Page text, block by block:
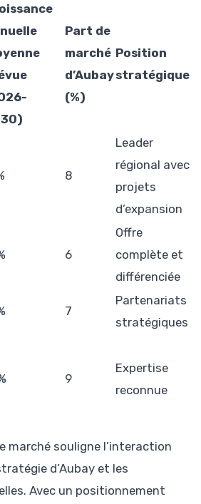
Part de
marché
d’Aubay
(%)
Position
stratégique
8
Leader
régional avec
projets
d’expansion
6
Offre
complète et
différenciée
7
Partenariats
stratégiques
9
Expertise
reconnue
marché souligne l’interaction
d’Aubay et les
Avec un positionnement